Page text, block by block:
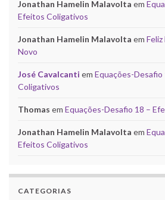
Jonathan Hamelin Malavolta em
Efeitos Coligativos
Jonathan Hamelin Malavolta em
Novo
José Cavalcanti em Equações-Desafio
Coligativos
Thomas em Equações-Desafio 18 –
Jonathan Hamelin Malavolta em
Efeitos Coligativos
CATEGORIAS